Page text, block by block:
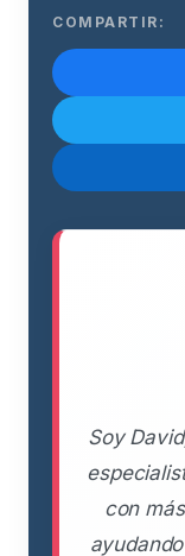
COMPARTIR:
Soy
con